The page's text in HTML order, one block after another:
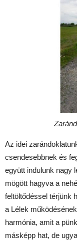
Az idei
csendesebbnek és
együtt indulunk nagy
mögött hagyva a
feltöltődéssel térjünk
a Lélek
harmónia, amit a
másképp hat, de